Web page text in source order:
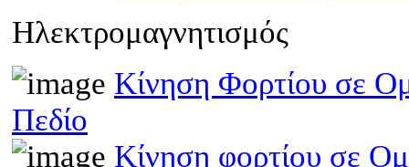
Ηλεκτρομαγνητισμός
Κίνηση Φορτίου σε
Πεδίο
Κίνηση φορτίου σε